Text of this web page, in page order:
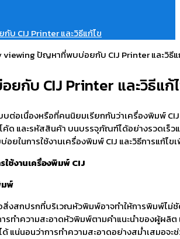
CIJ Printer และวิธีแก้ไข
กับ CIJ Printer และวิธีแก้
ต่อเนื่องหรือที่คนนิยมเรียกกันว่าเครื่องพิมพ์
ด และรหัสสินค้า บนบรรจุภัณฑ์ได้อย่างรวดเร็
ยในการใช้งานเครื่องพิมพ์ CIJ และวิธีการแก้ไ
ช้งานเครื่องพิมพ์CIJ
มพ์
งสกปรกที่บริเวณหัวพิมพ์อาจทำให้การพิมพ์ไม่
รทำความสะอาดหัวพิมพ์ตามคำแนะนำของผู้ผ
แน่นอนว่าการทำความสะอาดอย่างสม่ำเสม